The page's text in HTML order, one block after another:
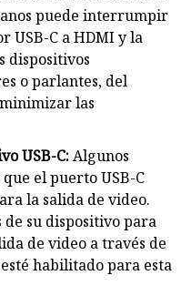
puede interrumpir
USB-C a HDMI y la
dispositivos
o parlantes, del
las
USB-C:Algunos
el puerto USB-C
la salida de video.
su dispositivo para
de video a través de
habilitado para esta